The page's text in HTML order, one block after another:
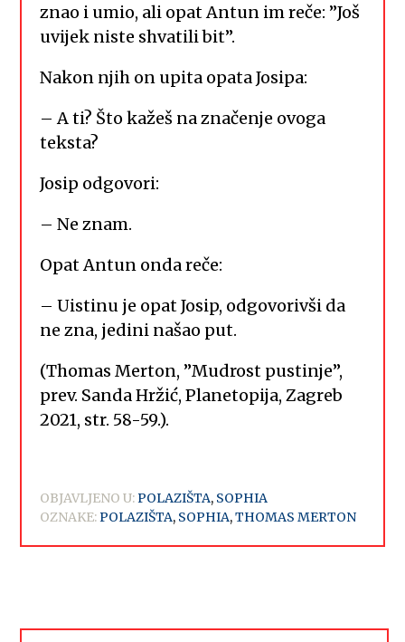
znao i umio, ali opat Antun im reče: ”Još
uvijek niste shvatili bit”.
Nakon njih on upita opata Josipa:
– A ti? Što kažeš na značenje ovoga
teksta?
Josip odgovori:
– Ne znam.
Opat Antun onda reče:
– Uistinu je opat Josip, odgovorivši da
ne zna, jedini našao put.
(Thomas Merton, ”Mudrost pustinje”,
prev. Sanda Hržić, Planetopija, Zagreb
2021, str. 58-59.).
OBJAVLJENO U:POLAZIŠTA, SOPHIA
OZNAKE:POLAZIŠTA, SOPHIA,THOMAS MERTON